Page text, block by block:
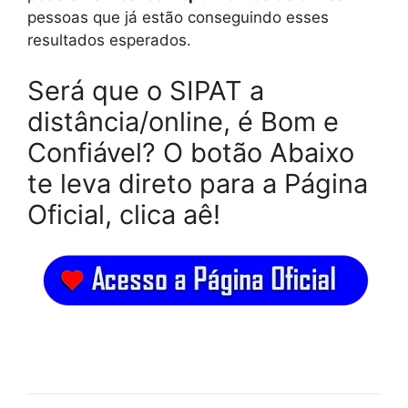
pessoas que já estão conseguindo esses
resultados esperados.
Será que o SIPAT a
distância/online, é Bom e
Confiável? O botão Abaixo
te leva direto para a Página
Oficial, clica aê!